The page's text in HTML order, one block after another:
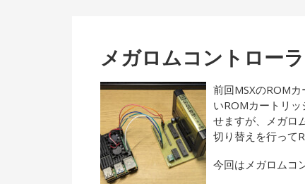
メガロムコントロー
前回MSXのROM
いROMカートリ
せますが、メガロ
切り替えを行って
今回はメガロムコ